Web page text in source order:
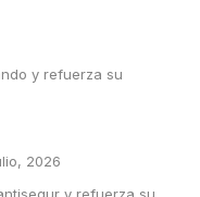
y refuerza su
2026
y refuerza su